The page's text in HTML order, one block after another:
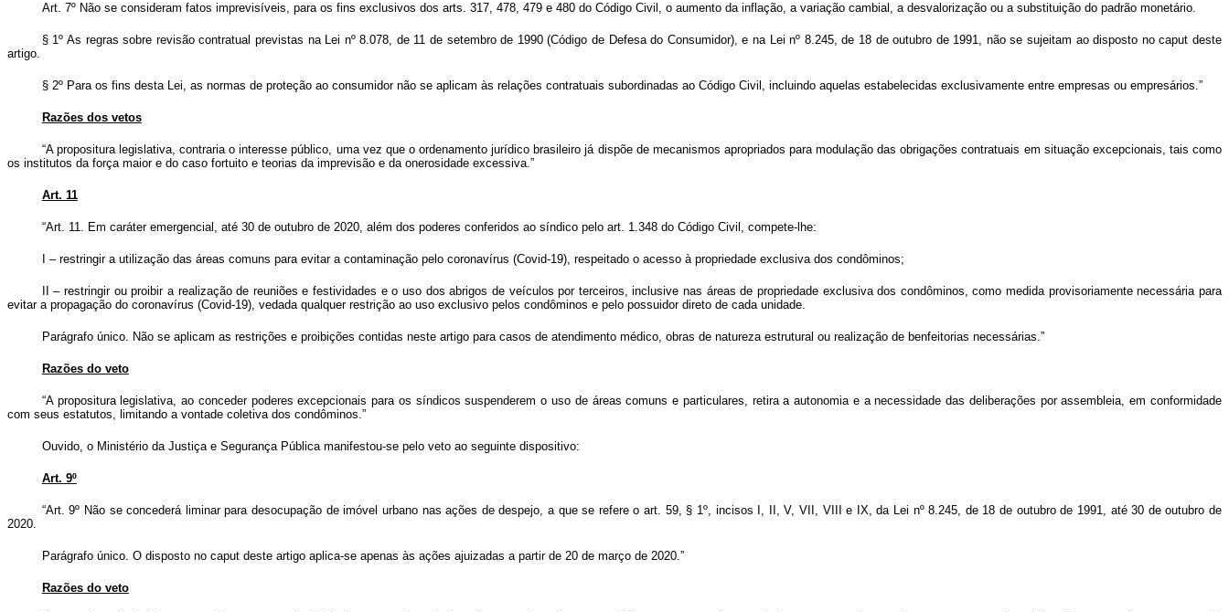
Art. 7º Não se consideram fatos imprevisíveis, para os fins exclusivos dos arts. 317, 478, 479 e 480 do Código Civil, o aumento da inflação, a variação cambial, a desvalorização ou a substituição do padrão monetário.
§ 1º As regras sobre revisão contratual previstas na Lei nº 8.078, de 11 de setembro de 1990 (Código de Defesa do Consumidor), e na Lei nº 8.245, de 18 de outubro de 1991, não se sujeitam ao disposto nocaput deste
artigo.
§ 2º Para os fins desta Lei, as normas de proteção ao consumidor não se aplicam às relações contratuais subordinadas ao Código Civil, incluindo aquelas estabelecidas exclusivamente entre empresas ou empresários.”
Razões dos vetos
“A propositura legislativa, contraria o interesse público, uma vez que o ordenamento jurídico brasileiro já dispõe de mecanismos apropriados para modulação das obrigações contratuais em situação excepcionais, tais como
os institutos da força maior e do caso fortuito e teorias da imprevisão e da onerosidade excessiva.”
Art. 11
“Art. 11. Em caráter emergencial, até 30 de outubro de 2020, além dos poderes conferidos ao síndico pelo art. 1.348 do Código Civil, compete-lhe:
I – restringir a utilização das áreas comuns para evitar a contaminação pelo coronavírus (Covid-19), respeitado o acesso à propriedade exclusiva dos condôminos;
II – restringir ou proibir a realização de reuniões e festividades e o uso dos abrigos de veículos por terceiros, inclusive nas áreas de propriedade exclusiva dos condôminos, como medida provisoriamente necessária para
evitar a propagação do coronavírus (Covid-19), vedada qualquer restrição ao uso exclusivo pelos condôminos e pelo possuidor direto de cada unidade.
Parágrafo único. Não se aplicam as restrições e proibições contidas neste artigo para casos de atendimento médico, obras de natureza estrutural ou realização de benfeitorias necessárias.”
Razões do veto
“A propositura legislativa, ao conceder poderes excepcionais para os síndicos suspenderem o uso de áreas comuns e particulares, retira a autonomia e a necessidade das deliberações por assembleia, em conformidade
com seus estatutos, limitando a vontade coletiva dos condôminos.”
Ouvido, o Ministério da Justiça e Segurança Pública manifestou-se pelo veto ao seguinte dispositivo:
Art. 9º
“Art. 9º Não se concederá liminar para desocupação de imóvel urbano nas ações de despejo, a que se refere o art. 59, § 1º, incisos I, II, V, VII, VIII e IX, da Lei nº 8.245, de 18 de outubro de 1991, até 30 de outubro de
2020.
Parágrafo único. O disposto no caputdeste artigo aplica-se apenas às ações ajuizadas a partir de 20 de março de 2020.”
Razões do veto